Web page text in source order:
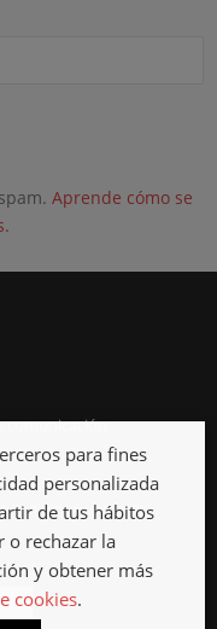
Aprende cómo se
comunicación
son y qué ventajas
para fines
personalizada
de tus hábitos
o rechazar la
y obtener más
cookies.